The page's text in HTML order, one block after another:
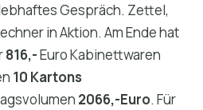
Gespräch. Zettel,
in Aktion. Am Ende hat
816,-Euro Kabinettwaren
10 Kartons
2066,-Euro. Für